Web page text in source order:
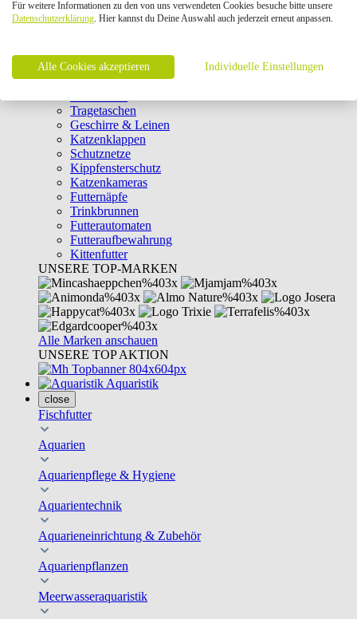
Intelligenzspielzeug
Laserpointer & Elektrospielzeug
Clicker & Target Sticks für Katzen
Weiteres Katzenspielzeug
Transportboxen
Tragetaschen
Geschirre & Leinen
Katzenklappen
Schutznetze
Kippfensterschutz
Katzenkameras
Futternäpfe
Trinkbrunnen
Futterautomaten
Futteraufbewahrung
Kittenfutter
UNSERE TOP-MARKEN
Alle Marken anschauen
UNSERE TOP AKTION
Aquaristik
close
Fischfutter
Aquarien
Aquarienpflege & Hygiene
Aquarientechnik
Aquarieneinrichtung & Zubehör
Aquarienpflanzen
Meerwasseraquaristik
Für weitere Informationen zu den von uns verwendeten Cookies besuche bitte unsere
Datenschutzerklärung. Hier kannst du Deine Auswahl auch jederzeit erneut anpassen.
Alle Cookies akzeptieren Individuelle Einstellungen